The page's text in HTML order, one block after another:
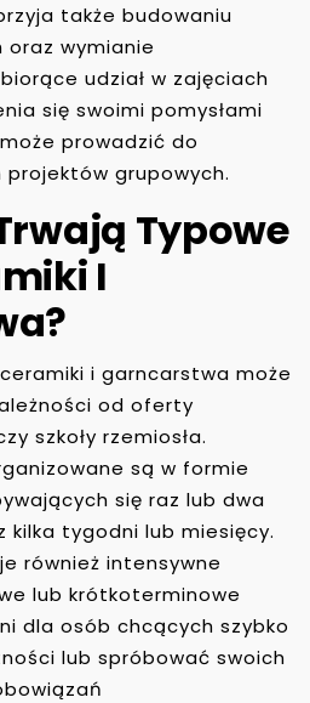
także budowaniu
oraz wymianie
udział w zajęciach
się swoimi pomysłami
prowadzić do
grupowych.
Typowe
I
i garncarstwa może
od oferty
szkoły rzemiosła.
są w formie
się raz lub dwa
kilka tygodni lub miesięcy.
również intensywne
lub krótkoterminowe
dla osób chcących szybko
lub spróbować swoich